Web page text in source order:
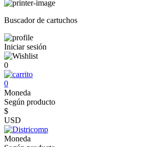
Buscador de cartuchos
Iniciar sesión
0
0
Moneda
Según producto
$
USD
Moneda